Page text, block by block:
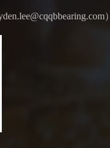
）